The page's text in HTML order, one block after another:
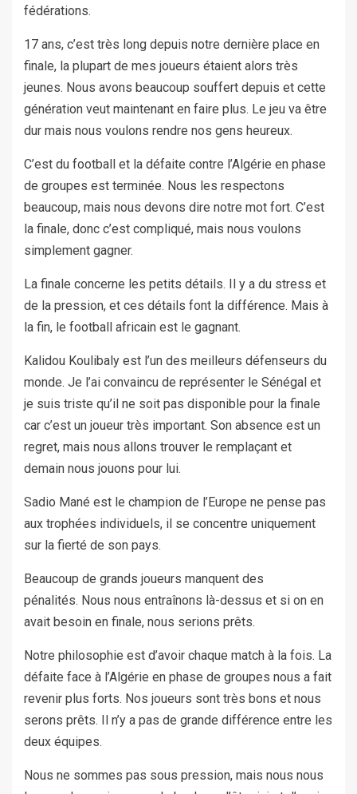
fédérations.
17 ans, c’est très long depuis notre dernière place en
finale, la plupart de mes joueurs étaient alors très
jeunes. Nous avons beaucoup souffert depuis et cette
génération veut maintenant en faire plus. Le jeu va être
dur mais nous voulons rendre nos gens heureux.
C’est du football et la défaite contre l’Algérie en phase
de groupes est terminée. Nous les respectons
beaucoup, mais nous devons dire notre mot fort. C’est
la finale, donc c’est compliqué, mais nous voulons
simplement gagner.
La finale concerne les petits détails. Il y a du stress et
de la pression, et ces détails font la différence. Mais à
la fin, le football africain est le gagnant.
Kalidou Koulibaly est l’un des meilleurs défenseurs du
monde. Je l’ai convaincu de représenter le Sénégal et
je suis triste qu’il ne soit pas disponible pour la finale
car c’est un joueur très important. Son absence est un
regret, mais nous allons trouver le remplaçant et
demain nous jouons pour lui.
Sadio Mané est le champion de l’Europe ne pense pas
aux trophées individuels, il se concentre uniquement
sur la fierté de son pays.
Beaucoup de grands joueurs manquent des
pénalités. Nous nous entraînons là-dessus et si on en
avait besoin en finale, nous serions prêts.
Notre philosophie est d’avoir chaque match à la fois. La
défaite face à l’Algérie en phase de groupes nous a fait
revenir plus forts. Nos joueurs sont très bons et nous
serons prêts. Il n’y a pas de grande différence entre les
deux équipes.
Nous ne sommes pas sous pression, mais nous nous